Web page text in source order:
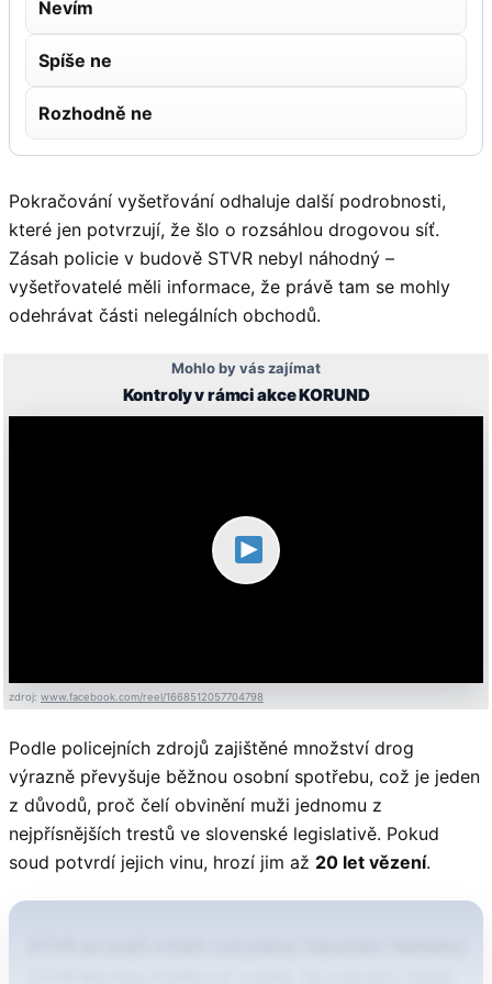
Nevím
Spíše ne
Rozhodně ne
Pokračování vyšetřování odhaluje další podrobnosti,
které jen potvrzují, že šlo o rozsáhlou drogovou síť.
Zásah policie v budově STVR nebyl náhodný –
vyšetřovatelé měli informace, že právě tam se mohly
odehrávat části nelegálních obchodů.
Mohlo by vás zajímat
Kontroly v rámci akce KORUND
zdroj: www.facebook.com/reel/1668512057704798
Podle policejních zdrojů zajištěné množství drog
výrazně převyšuje běžnou osobní spotřebu, což je jeden
z důvodů, proč čelí obvinění muži jednomu z
nejpřísnějších trestů ve slovenské legislativě. Pokud
soud potvrdí jejich vinu, hrozí jim až 20 let vězení.